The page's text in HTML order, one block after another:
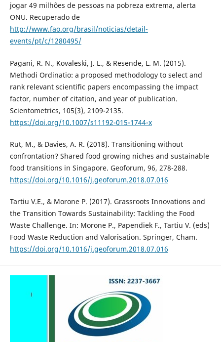
jogar 49 milhões de pessoas na pobreza extrema, alerta
ONU. Recuperado de
http://www.fao.org/brasil/noticias/detail-
events/pt/c/1280495/
Pagani, R. N., Kovaleski, J. L., & Resende, L. M. (2015).
Methodi Ordinatio: a proposed methodology to select and
rank relevant scientific papers encompassing the impact
factor, number of citation, and year of publication.
Scientometrics, 105(3), 2109-2135.
https://doi.org/10.1007/s11192-015-1744-x
Rut, M., & Davies, A. R. (2018). Transitioning without
confrontation? Shared food growing niches and sustainable
food transitions in Singapore. Geoforum, 96, 278-288.
https://doi.org/10.1016/j.geoforum.2018.07.016
Tartiu V.E., & Morone P. (2017). Grassroots Innovations and
the Transition Towards Sustainability: Tackling the Food
Waste Challenge. In: Morone P., Papendiek F., Tartiu V. (eds)
Food Waste Reduction and Valorisation. Springer, Cham.
https://doi.org/10.1016/j.geoforum.2018.07.016